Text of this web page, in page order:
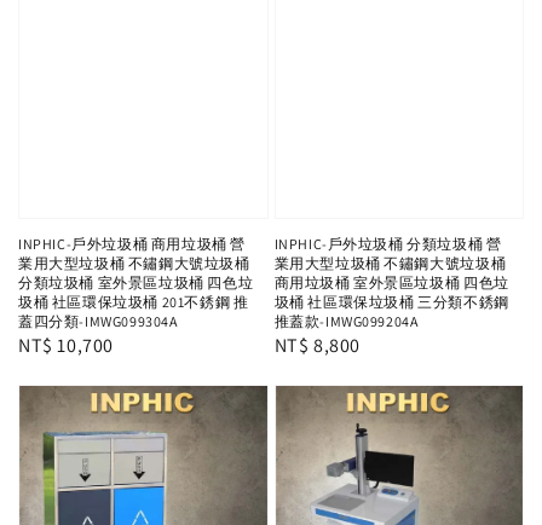
INPHIC-戶外垃圾桶 商用垃圾桶 營
業用大型垃圾桶 不鏽鋼大號垃圾桶
分類垃圾桶 室外景區垃圾桶 四色垃
圾桶 社區環保垃圾桶 201不銹鋼 推
蓋四分類-IMWG099304A
Regular
NT$ 10,700
INPHIC-戶外垃圾桶 分類垃圾桶 營
業用大型垃圾桶 不鏽鋼大號垃圾桶
商用垃圾桶 室外景區垃圾桶 四色垃
圾桶 社區環保垃圾桶 三分類不銹鋼
推蓋款-IMWG099204A
Regular
NT$ 8,800